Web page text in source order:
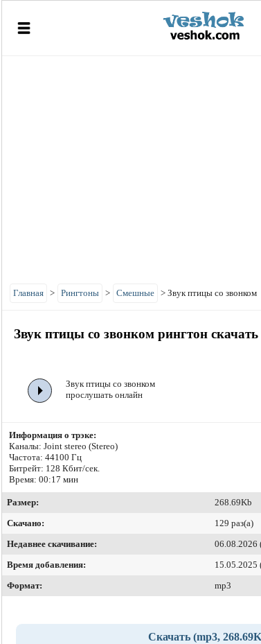
Главная > Рингтоны > Смешные > Звук птицы со звонком
Звук птицы со звонком рингтон скачать
Звук птицы со звонком
прослушать онлайн
Информация о трэке:
Каналы: Joint stereo (Stereo)
Частота: 44100 Гц
Битрейт: 128 Кбит/сек.
Время: 00:17 мин
Размер:
268.69Kb
Скачано:
129 раз(а)
Недавнее скачивание:
06.08.2026
Время добавления:
15.05.2025
Формат:
mp3
Скачать (mp3,